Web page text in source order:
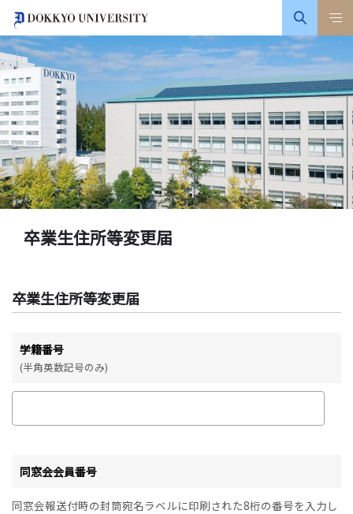
卒業生住所等変更届
卒業生住所等変更届
学籍番号
(半角英数記号のみ)
同窓会会員番号
同窓会報送付時の封筒宛名ラベルに印刷された8桁の番号を入力し